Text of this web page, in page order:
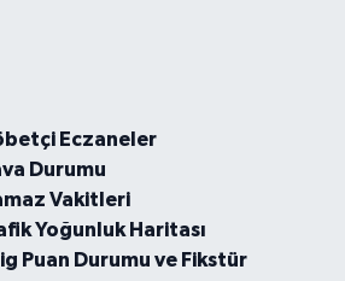
Eczaneler
Durumu
Vakitleri
Yoğunluk Haritası
Puan Durumu ve Fikstür